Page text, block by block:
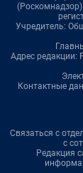
Учредитель:
Адрес редакции:
Контактные
Связаться с
с
Редакция